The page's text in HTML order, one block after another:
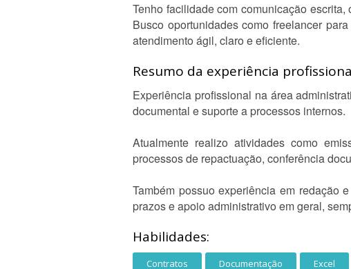
Tenho facilidade com comunicação
Busco oportunidades como freelancer
atendimento ágil, claro e eficiente.
Resumo da experiência
Experiência profissional na área
documental e suporte a processos internos.
Atualmente realizo atividades como
processos de repactuação, conferência
Também possuo experiência em redação
prazos e apoio administrativo em geral,
Habilidades:
Contratos Documentação Excel